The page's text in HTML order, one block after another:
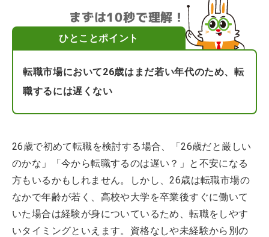
まずは10秒で理解！
ひとことポイント
転職市場において26歳はまだ若い年代のため、転
職するには遅くない
26歳で初めて転職を検討する場合、「26歳だと厳しい
のかな」「今から転職するのは遅い？」と不安になる
方もいるかもしれません。しかし、26歳は転職市場の
なかで年齢が若く、高校や大学を卒業後すぐに働いて
いた場合は経験が身についているため、転職をしやす
いタイミングといえます。資格なしや未経験から別の